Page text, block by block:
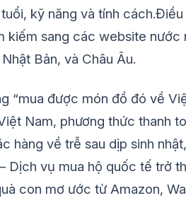
kỹ năng và tính
kiếm sang các website
Bản, và Châu Âu.
“mua được món đồ đó về
Nam, phương thức thanh
hàng về trễ sau dịp sinh
Dịch vụ mua hộ quốc tế trở
con mơ ước từ Amazon,